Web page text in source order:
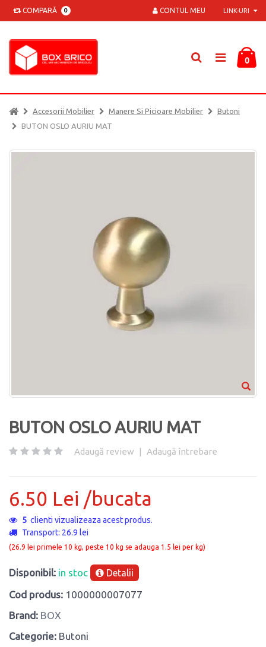
COMPARĂ 0 LINK-URI
CONTUL MEU
0
Accesorii Mobilier Manere Si Picioare Mobilier
Butoni
BUTON OSLO AURIU MAT
BUTON OSLO AURIU MAT
Adaugă review | Adaugă întrebare
6.50 Lei /bucata
5 clienti vizualizeaza acest produs.
Transport: 26.9 lei
(26.9 lei primele 10 kg, peste 10 kg se adauga 1.5 lei per kg)
Disponibil: in stoc Detalii
Cod produs: 1000000007077
Brand: BOX
Categorie: Butoni